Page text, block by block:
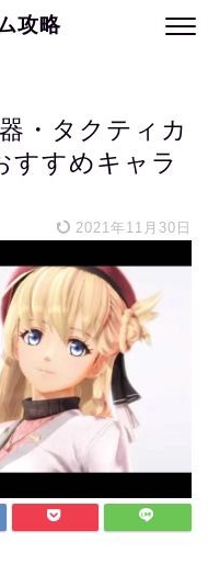
攻略
・タクティカ
すすめキャラ
2021年11月30日